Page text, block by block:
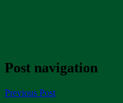
Post navigation
Previous Post